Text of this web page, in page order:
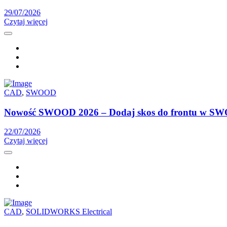
29/07/2026
Czytaj więcej
CAD, SWOOD
Nowość SWOOD 2026 – Dodaj skos do frontu w
22/07/2026
Czytaj więcej
CAD, SOLIDWORKS Electrical